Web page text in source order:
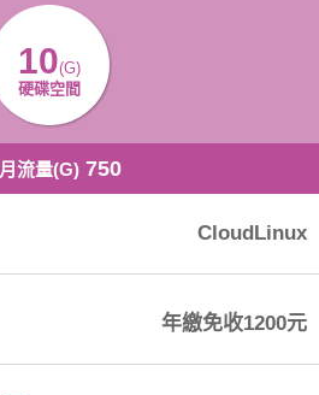
10(G)
硬碟空間
月流量(G) 750
CloudLinux
年繳免收1200元